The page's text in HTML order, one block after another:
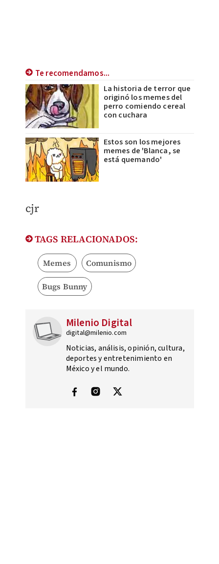
Te recomendamos...
La historia de terror que
originó los memes del
perro comiendo cereal
con cuchara
Estos son los mejores
memes de 'Blanca, se
está quemando'
cjr
TAGS RELACIONADOS:
Memes Comunismo
Bugs Bunny
Milenio Digital
digital@milenio.com
Noticias, análisis, opinión, cultura,
deportes y entretenimiento en
México y el mundo.